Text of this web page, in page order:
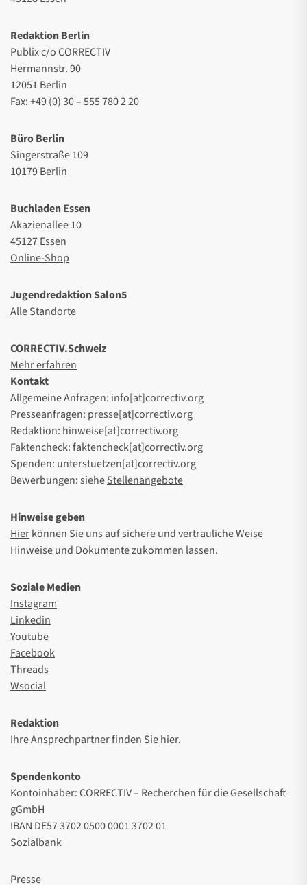
Redaktion Berlin
Publix c/o CORRECTIV
Hermannstr. 90
12051 Berlin
Fax: +49 (0) 30 – 555 780 2 20
Büro Berlin
Singerstraße 109
10179 Berlin
Buchladen Essen
Akazienallee 10
45127 Essen
Online-Shop
Jugendredaktion Salon5
Alle Standorte
CORRECTIV.Schweiz
Mehr erfahren
Kontakt
Allgemeine Anfragen: info[at]correctiv.org
Presseanfragen: presse[at]correctiv.org
Redaktion: hinweise[at]correctiv.org
Faktencheck: faktencheck[at]correctiv.org
Spenden: unterstuetzen[at]correctiv.org
Bewerbungen: sieheStellenangebote
Hinweise geben
Hierkönnen Sie uns auf sichere und vertrauliche Weise
Hinweise und Dokumente zukommen lassen.
Soziale Medien
Instagram
Linkedin
Youtube
Facebook
Threads
Wsocial
Redaktion
Ihre Ansprechpartner finden Siehier.
Spendenkonto
Kontoinhaber: CORRECTIV – Recherchen für die Gesellschaft
gGmbH
IBAN DE57 3702 0500 0001 3702 01
Sozialbank
Presse